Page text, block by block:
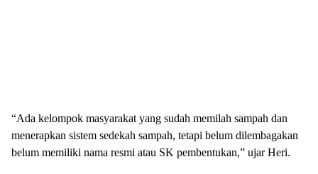
“Ada kelompok masyarakat yang sudah memilah sampah dan
menerapkan sistem sedekah sampah, tetapi belum dilembagakan
belum memiliki nama resmi atau SK pembentukan,” ujar Heri.